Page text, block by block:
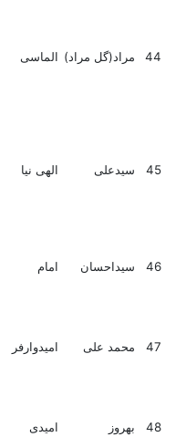
مراد) الماسی 755
الهی نیا 3003
امام 810
علی امیدوارفر 5548
7323